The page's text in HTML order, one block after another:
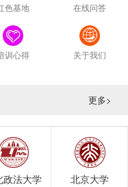
色基地 在线问答
训心得 关于我们
更多>
政法大学 北京大学